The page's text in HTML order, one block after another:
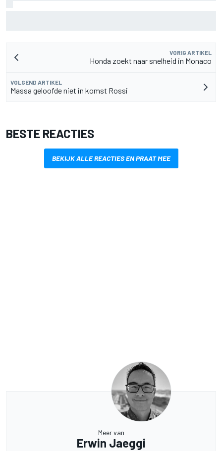
VORIG ARTIKEL
Honda zoekt naar snelheid in Monaco
VOLGEND ARTIKEL
Massa geloofde niet in komst Rossi
BESTE REACTIES
BEKIJK ALLE REACTIES EN PRAAT MEE
Meer van
Erwin Jaeggi